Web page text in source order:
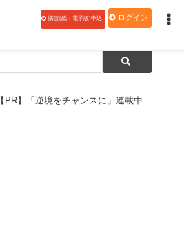
購読(紙・電子版)申込 ログイン
【PR】「逆境をチャンスに」連載中